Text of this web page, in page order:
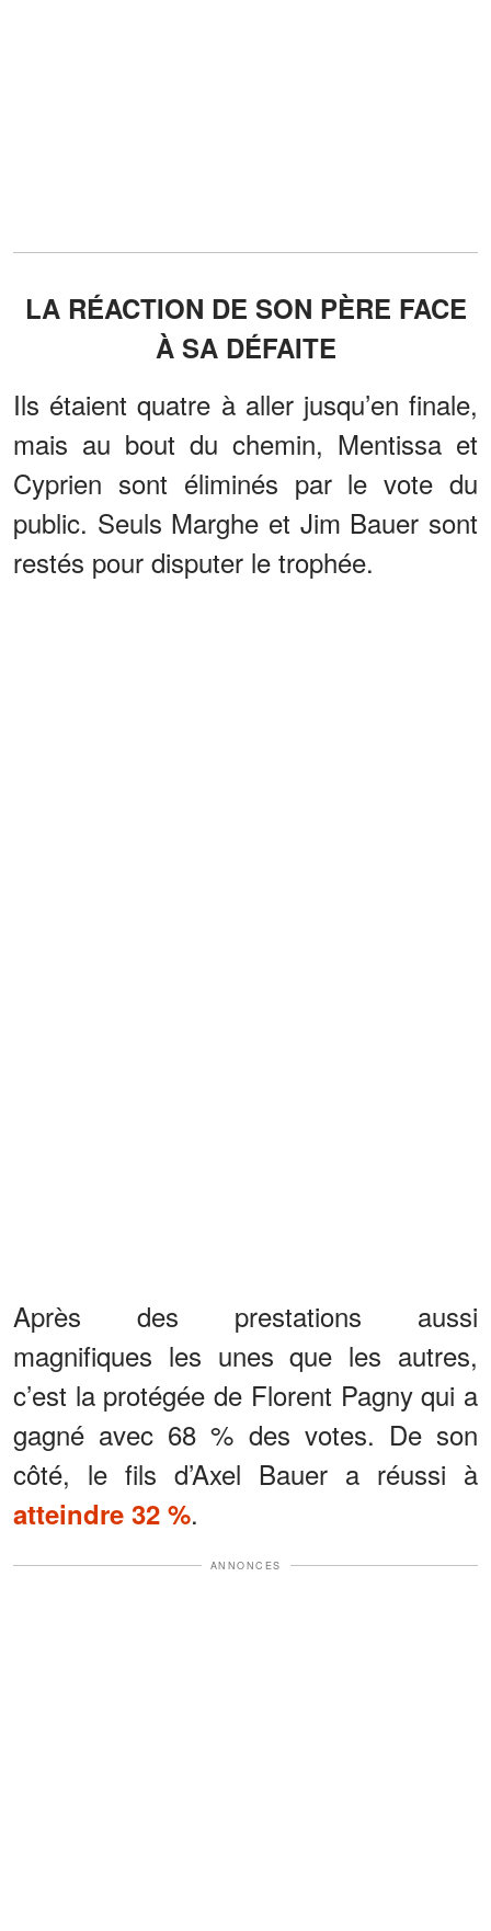
LA RÉACTION DE SON PÈRE FACE
À SA DÉFAITE
Ils étaient quatre à aller jusqu’en finale,
mais au bout du chemin, Mentissa et
Cyprien sont éliminés par le vote du
public. Seuls Marghe et Jim Bauer sont
restés pour disputer le trophée.
Après des prestations aussi
magnifiques les unes que les autres,
c’est la protégée de Florent Pagny qui a
gagné avec 68 % des votes. De son
côté, le fils d’Axel Bauer a réussi à
atteindre 32 %.
ANNONCES